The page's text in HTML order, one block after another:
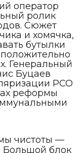
оператор
ролик
Сюжет
и хомячка,
бутылки
Генеральный
Буцаев
РСО
реформы
чистоты —
Большой блок